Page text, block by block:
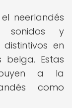
neerlandés
sonidos y
en
Estas
a la
como